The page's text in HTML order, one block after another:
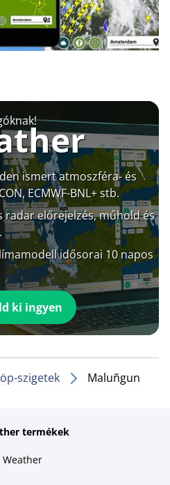
ismert atmoszféra- és
ECMWF-BNL+ stb.
radar előrejelzés, műhold és
idősorai 10 napos
ki ingyen
szigetek Maluñgun
termékek
Weather